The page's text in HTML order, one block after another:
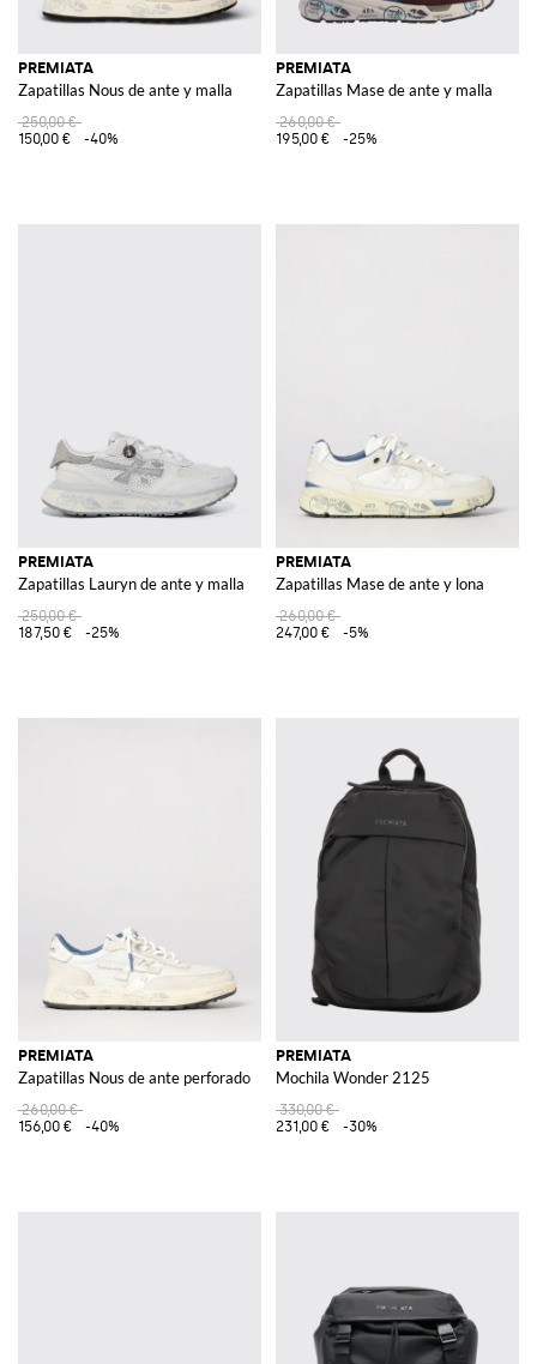
PREMIATA
Zapatillas Nous de ante y malla
250,00 €
150,00 €
-40%
PREMIATA
Zapatillas Mase de ante y malla
260,00 €
195,00 €
-25%
PREMIATA
Zapatillas Lauryn de ante y malla
250,00 €
187,50 €
-25%
PREMIATA
Zapatillas Mase de ante y lona
260,00 €
247,00 €
-5%
PREMIATA
Zapatillas Nous de ante perforado
260,00 €
156,00 €
-40%
PREMIATA
Mochila Wonder 2125
330,00 €
231,00 €
-30%